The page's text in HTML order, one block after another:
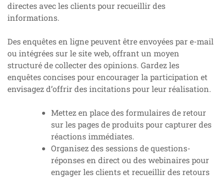
directes avec les clients pour recueillir des
informations.
Des enquêtes en ligne peuvent être envoyées par e-mail
ou intégrées sur le site web, offrant un moyen
structuré de collecter des opinions. Gardez les
enquêtes concises pour encourager la participation et
envisagez d’offrir des incitations pour leur réalisation.
Mettez en place des formulaires de retour
sur les pages de produits pour capturer des
réactions immédiates.
Organisez des sessions de questions-
réponses en direct ou des webinaires pour
engager les clients et recueillir des retours